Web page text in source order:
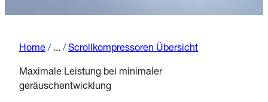
Home / ... / Scrollkompressoren Übersicht
Maximale Leistung bei minimaler
geräuschentwicklung